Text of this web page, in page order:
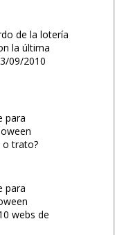
de la lotería
la última
09/2010
para
o trato?
para
webs de